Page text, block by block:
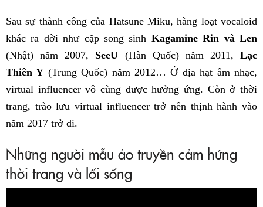
Sau sự thành công của Hatsune Miku, hàng loạt vocaloid
khác ra đời như cặp song sinh Kagamine Rin và Len
(Nhật) năm 2007, SeeU (Hàn Quốc) năm 2011, Lạc
Thiên Y (Trung Quốc) năm 2012… Ở địa hạt âm nhạc,
virtual influencer vô cùng được hưởng ứng. Còn ở thời
trang, trào lưu virtual influencer trở nên thịnh hành vào
năm 2017 trở đi.
Những người mẫu ảo truyền cảm hứng
thời trang và lối sống